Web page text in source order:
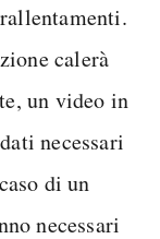
calerà
un video in
necessari
di un
necessari